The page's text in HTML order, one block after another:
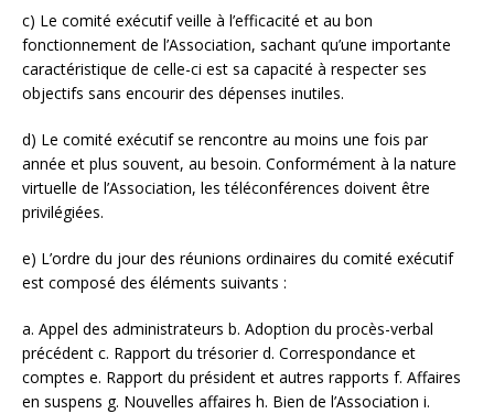
c) Le comité exécutif veille à l’efficacité et au bon
fonctionnement de l’Association, sachant qu’une importante
caractéristique de celle-ci est sa capacité à respecter ses
objectifs sans encourir des dépenses inutiles.
d) Le comité exécutif se rencontre au moins une fois par
année et plus souvent, au besoin. Conformément à la nature
virtuelle de l’Association, les téléconférences doivent être
privilégiées.
e) L’ordre du jour des réunions ordinaires du comité exécutif
est composé des éléments suivants :
a. Appel des administrateurs b. Adoption du procès-verbal
précédent c. Rapport du trésorier d. Correspondance et
comptes e. Rapport du président et autres rapports f. Affaires
en suspens g. Nouvelles affaires h. Bien de l’Association i.